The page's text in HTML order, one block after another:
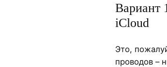
Вариант
iCloud
Это,
проводов –